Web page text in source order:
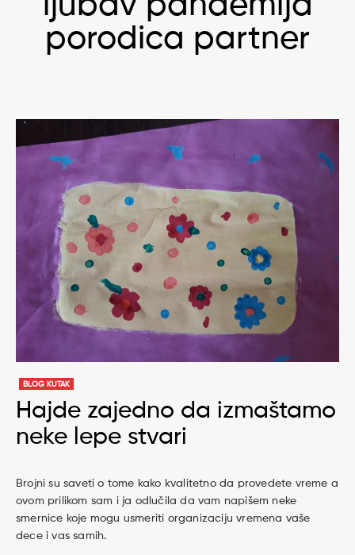
porodica partner
BLOG KUTAK
Hajde zajedno da izmaštamo
neke lepe stvari
Brojni su saveti o tome kako kvalitetno da provedete vreme a
ovom prilikom sam i ja odlučila da vam napišem neke
smernice koje mogu usmeriti organizaciju vremena vaše
dece i vas samih.